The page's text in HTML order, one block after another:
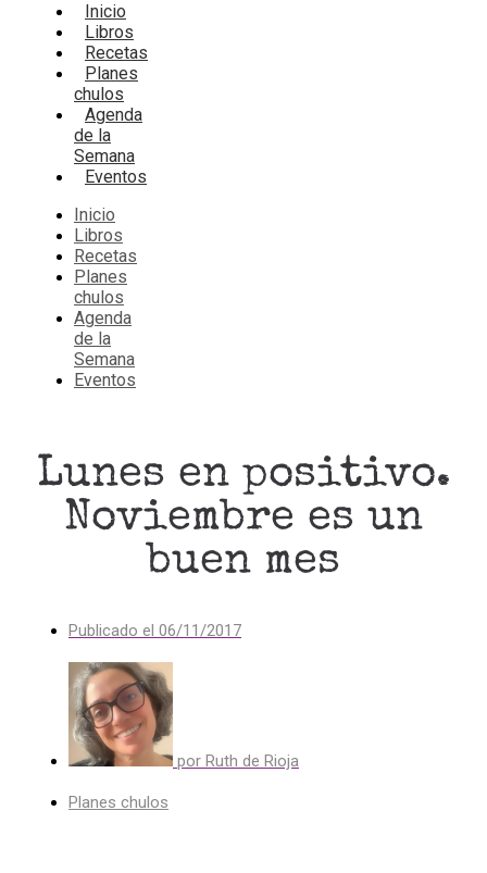
Inicio
Libros
Recetas
Planes
chulos
Agenda
de la
Semana
Eventos
Inicio
Libros
Recetas
Planes
chulos
Agenda
de la
Semana
Eventos
Lunes en positivo.
Noviembre es un
buen mes
Publicado el 06/11/2017
por Ruth de Rioja
Planes chulos